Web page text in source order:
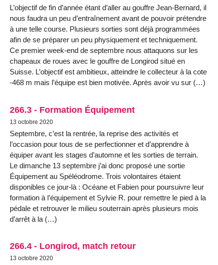
L’objectif de fin d’année étant d’aller au gouffre Jean-Bernard, il
nous faudra un peu d’entraînement avant de pouvoir prétendre
à une telle course. Plusieurs sorties sont déjà programmées
afin de se préparer un peu physiquement et techniquement.
Ce premier week-end de septembre nous attaquons sur les
chapeaux de roues avec le gouffre de Longirod situé en
Suisse. L’objectif est ambitieux, atteindre le collecteur à la cote
-468 m mais l’équipe est bien motivée. Après avoir vu sur (…)
266.3 - Formation Équipement
13 octobre 2020
Septembre, c’est la rentrée, la reprise des activités et
l’occasion pour tous de se perfectionner et d’apprendre à
équiper avant les stages d’automne et les sorties de terrain.
Le dimanche 13 septembre j’ai donc proposé une sortie
Équipement au Spéléodrome. Trois volontaires étaient
disponibles ce jour-là : Océane et Fabien pour poursuivre leur
formation à l’équipement et Sylvie R. pour remettre le pied à la
pédale et retrouver le milieu souterrain après plusieurs mois
d’arrêt à la (…)
266.4 - Longirod, match retour
13 octobre 2020